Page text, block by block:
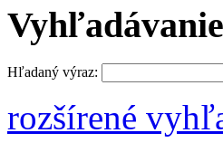
Vyhľadávanie
Hľadaný výraz:
rozšírené